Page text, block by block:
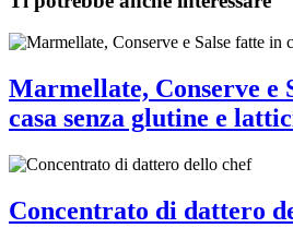
Marmellate, Conserve e
casa senza glutine e
Concentrato di dattero